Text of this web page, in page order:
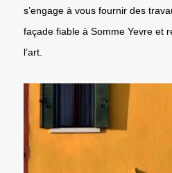
s’engage à vous fournir des
façade fiable à Somme Yevre et
l’art.